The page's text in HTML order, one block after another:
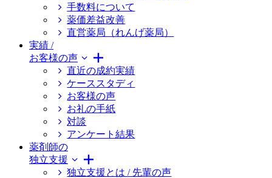
手数料について
薬価差益改善
直営薬局（れんげ薬局）
実績 /
お客様の声
直近の成約実績
ケーススタディ
お客様の声
お礼の手紙
対談
アンケート結果
薬剤師の
独立支援
独立支援とは / 先輩の声